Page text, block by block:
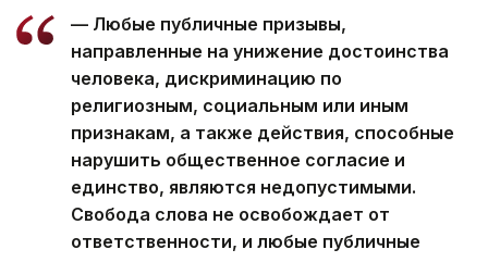
— Любые публичные призывы,
направленные на унижение достоинства
человека, дискриминацию по
религиозным, социальным или иным
признакам, а также действия, способные
нарушить общественное согласие и
единство, являются недопустимыми.
Свобода слова не освобождает от
ответственности, и любые публичные